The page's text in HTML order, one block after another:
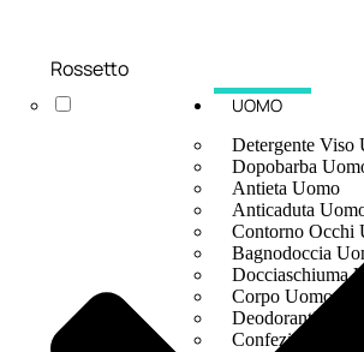
UOMO
Detergente Viso
Dopobarba
Antieta Uomo
Anticaduta
Contorno Occhi
Bagnodoccia
Docciaschiuma
Corpo Uomo
Deodoranti Uomo
Confezioni
Rossetto